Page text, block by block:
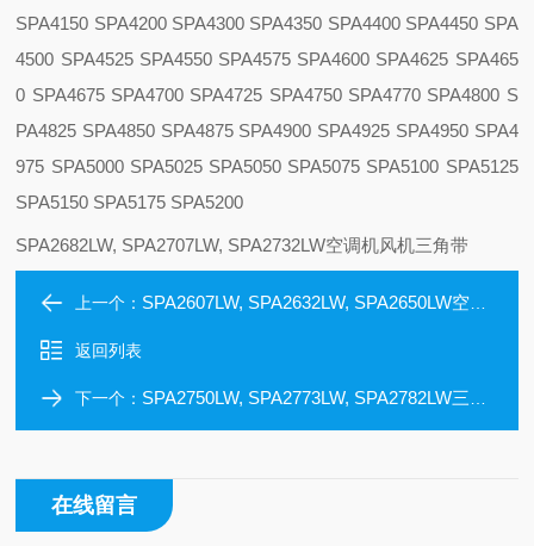
SPA4150 SPA4200 SPA4300 SPA4350 SPA4400 SPA4450 SPA
4500 SPA4525 SPA4550 SPA4575 SPA4600 SPA4625 SPA465
0 SPA4675 SPA4700 SPA4725 SPA4750 SPA4770 SPA4800 S
PA4825 SPA4850 SPA4875 SPA4900 SPA4925 SPA4950 SPA4
975 SPA5000 SPA5025 SPA5050 SPA5075 SPA5100 SPA5125
SPA5150 SPA5175 SPA5200
SPA2682LW, SPA2707LW, SPA2732LW空调机风机三角带
上一个： SPA2607LW, SPA2632LW, SPA2650LW空调机风机三角带
返回列表
下一个： SPA2750LW, SPA2773LW, SPA2782LW三角皮带窄V带
在线留言